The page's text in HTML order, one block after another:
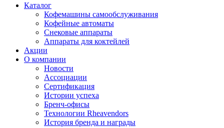
Каталог
Кофемашины самообслуживания
Кофейные автоматы
Снековые аппараты
Аппараты для коктейлей
Акции
О компании
Новости
Ассоциации
Сертификация
Истории успеха
Бренч-офисы
Технологии Rheavendors
История бренда и награды